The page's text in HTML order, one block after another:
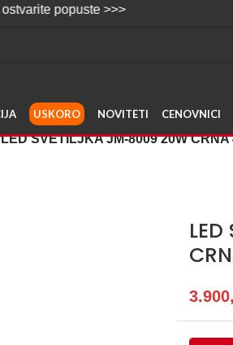
>>>
USKORO NOVITETI CENOVNICI
LED SVETILJKA JM-8009 20W CRNA